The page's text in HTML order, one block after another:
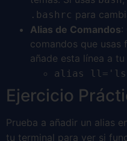
.bashrc para
Alias de Comandos:
comandos que usas
añade esta línea a tu
alias
Ejercicio
Prueba a añadir un alias
tu terminal para ver si